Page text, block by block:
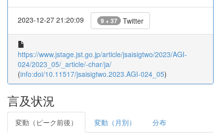
2023-12-27 21:20:09 9 + 37 Twitter
https://www.jstage.jst.go.jp/article/jsaisigtwo/2023/AGI-
024/2023_05/_article/-char/ja/
(info:doi/10.11517/jsaisigtwo.2023.AGI-024_05)
言及状況
変動（ピーク前後） 変動（月別） 分布